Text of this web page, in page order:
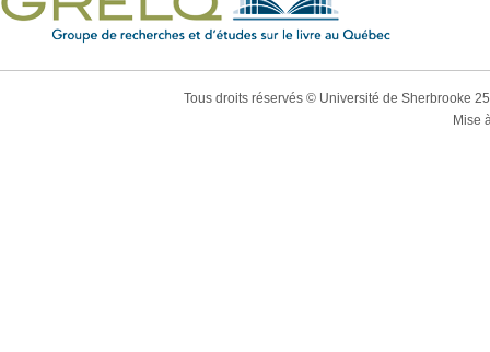
Tous droits réservés © Université de Sherbrooke
Mise